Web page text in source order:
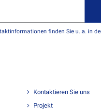
finden Sie u. a. in
Kontaktieren Sie uns
Projekt